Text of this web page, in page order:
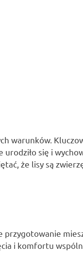
warunków.
się i
że lisy są
przygotowanie
i komfortu